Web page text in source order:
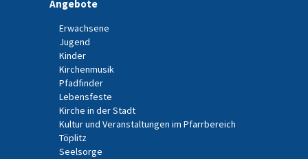
Angebote
Erwachsene
Jugend
Kinder
Kirchenmusik
Pfadfinder
Lebensfeste
Kirche in der Stadt
Kultur und Veranstaltungen im Pfarrbereich
Töplitz
Seelsorge